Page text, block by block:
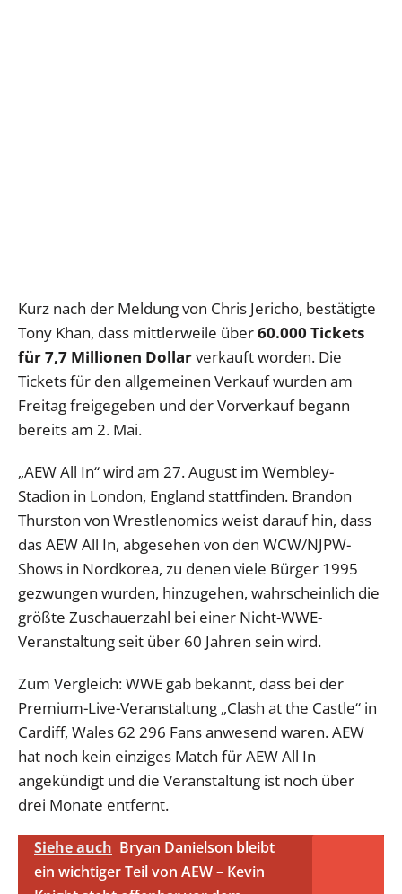
Kurz nach der Meldung von Chris Jericho, bestätigte
Tony Khan, dass mittlerweile über60.000 Tickets
für 7,7 Millionen Dollarverkauft worden. Die
Tickets für den allgemeinen Verkauf wurden am
Freitag freigegeben und der Vorverkauf begann
bereits am 2. Mai.
„AEW All In“ wird am 27. August im Wembley-
Stadion in London, England stattfinden. Brandon
Thurston von Wrestlenomics weist darauf hin, dass
das AEW All In, abgesehen von den WCW/NJPW-
Shows in Nordkorea, zu denen viele Bürger 1995
gezwungen wurden, hinzugehen, wahrscheinlich die
größte Zuschauerzahl bei einer Nicht-WWE-
Veranstaltung seit über 60 Jahren sein wird.
Zum Vergleich: WWE gab bekannt, dass bei der
Premium-Live-Veranstaltung „Clash at the Castle“ in
Cardiff, Wales 62 296 Fans anwesend waren. AEW
hat noch kein einziges Match für AEW All In
angekündigt und die Veranstaltung ist noch über
drei Monate entfernt.
Siehe auch Bryan Danielson bleibt
ein wichtiger Teil von AEW – Kevin